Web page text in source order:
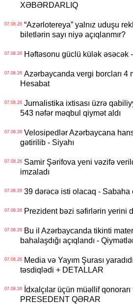
XƏBƏRDARLIQ
07.08.26“Azərlotereya” yalnız uduşu
biletlərin sayı niyə açıqlanmır?
07.08.26Həftəsonu güclü külək əsəcək
07.08.26Azərbaycanda vergi borcları 4
Hesabat
07.08.26Jurnalistika ixtisası üzrə
543 nəfər məqbul qiymət aldı
07.08.26Velosipedlər Azərbaycana
gətirilib - Siyahı
07.08.26Samir Şərifova yeni vəzifə
imzaladı
07.08.2639 dərəcə isti olacaq - Sabaha
07.08.26Prezident bəzi səfirlərin yerini
07.08.26Bu il Azərbaycanda tikinti
bahalaşdığı açıqlandı -
07.08.26Media və Yayım Şurası
təsdiqlədi + DETALLAR
07.08.26İdxalçılar üçün müəllif
PRESEDENT QƏRAR